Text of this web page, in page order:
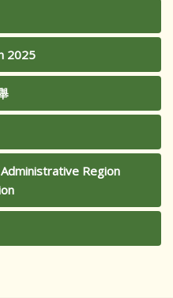
2025
Region